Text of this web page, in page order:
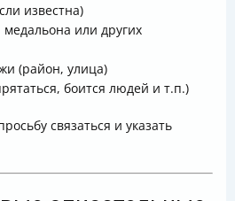
известна)
или других
(район, улица)
боится людей и т.п.)
связаться и указать